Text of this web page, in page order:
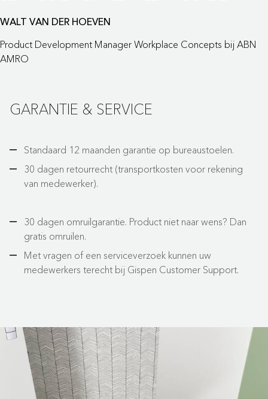
WALT VAN DER HOEVEN
Product Development Manager Workplace Concepts bij ABN
AMRO
GARANTIE & SERVICE
Standaard 12 maanden garantie op bureaustoelen.
30 dagen retourrecht (transportkosten voor rekening
van medewerker).
30 dagen omruilgarantie. Product niet naar wens? Dan
gratis omruilen.
Met vragen of een serviceverzoek kunnen uw
medewerkers terecht bij Gispen Customer Support.